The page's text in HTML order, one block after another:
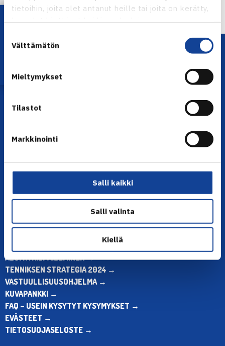
tietoihin, joita olet antanut heille tai joita on kerätty,
kun olet käyttänyt heidän palvelujaan.
valinta
Välttämätön
Mieltymykset
Tilastot
Markkinointi
Salli kaikki
Salli valinta
Kiellä
Lataa OmaTennis!
Olympiastadion, Paavo Nurmen tie 1, 00250 Helsinki
Toimiston puhelinajat:
Muina aikoina olkaa yhteydessä
KAIKKI YHTEYSTIEDOT →
ALOITA KILPAILEMINEN →
TENNIKSEN STRATEGIA 2024 →
VASTUULLISUUSOHJELMA →
KUVAPANKKI →
FAQ – USEIN KYSYTYT KYSYMYKSET →
EVÄSTEET →
TIETOSUOJASELOSTE →